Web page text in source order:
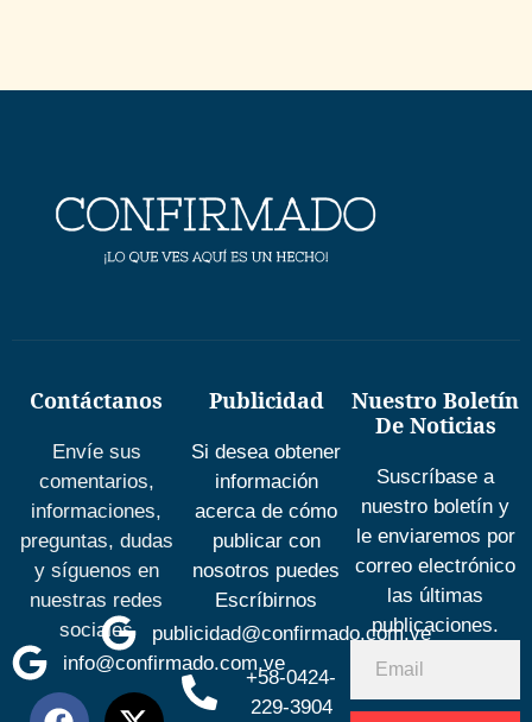
Contáctanos
Envíe sus
comentarios,
informaciones,
preguntas, dudas
y síguenos en
nuestras redes
sociales
info@confirmado.com.ve
Publicidad
Si desea obtener
información
acerca de cómo
publicar con
nosotros puedes
Escríbirnos
publicidad@confirmado.com.ve
+58-0424-
229-3904
Nuestro Boletín
De Noticias
Suscríbase a
nuestro boletín y
le enviaremos por
correo electrónico
las últimas
publicaciones.